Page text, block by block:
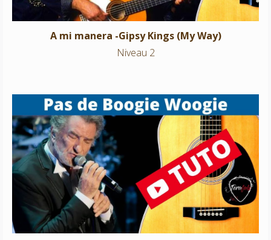
A mi manera -Gipsy Kings (My Way)
Niveau 2
Pas de Boogie Woogie – E.Mitchell
Niveau 2